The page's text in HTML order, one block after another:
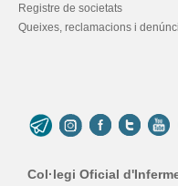
Registre de societats
Queixes, reclamacions i
Col·legi Oficial